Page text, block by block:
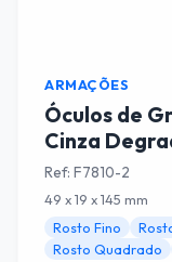
ARMAÇÕES
Óculos de
Cinza
Ref: F7810-2
49 x 19 x 145 mm
Rosto Fino
Rosto Quadrado